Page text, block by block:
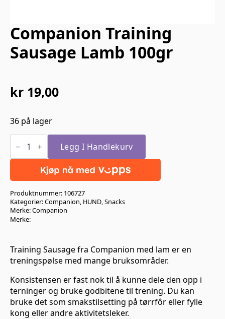
Companion Training
Sausage Lamb 100gr
kr 19,00
36 på lager
Companion
Training
Lamb
antall
Legg I Handlekurv
Produktnummer: 106727
Kategorier:Companion, HUND,Snacks
Merke:Companion
Merke:
Training Sausage fra Companion med lam er en
treningspølse med mange bruksområder.
Konsistensen er fast nok til å kunne dele den opp i
terninger og bruke godbitene til trening. Du kan
bruke det som smakstilsetting på tørrfôr eller fylle
kong eller andre aktivitetsleker.